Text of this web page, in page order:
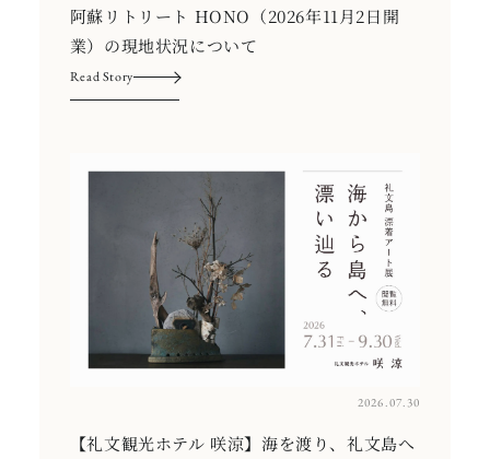
阿蘇リトリート HONO（2026年11月2日開
業）の現地状況について
Read Story
2026.07.30
【礼文観光ホテル 咲涼】海を渡り、礼文島へ